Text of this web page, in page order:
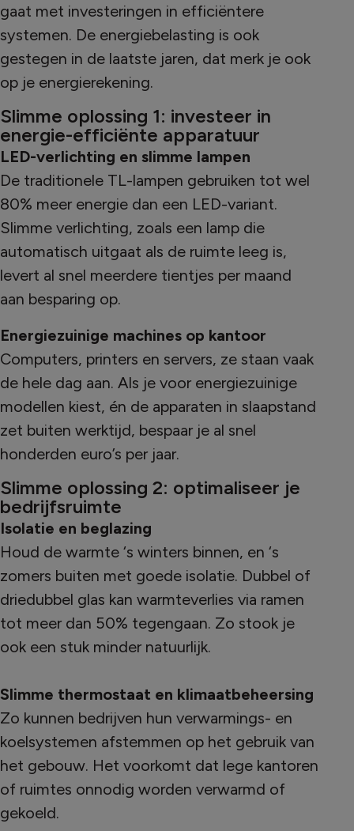
gaat met investeringen in efficiëntere
systemen. De energiebelasting is ook
gestegen in de laatste jaren, dat merk je ook
op je energierekening.
Slimme oplossing 1: investeer in
energie-efficiënte apparatuur
LED-verlichting en slimme lampen
De traditionele TL-lampen gebruiken tot wel
80% meer energie dan een LED-variant.
Slimme verlichting, zoals een lamp die
automatisch uitgaat als de ruimte leeg is,
levert al snel meerdere tientjes per maand
aan besparing op.
Energiezuinige machines op kantoor
Computers, printers en servers, ze staan vaak
de hele dag aan. Als je voor energiezuinige
modellen kiest, én de apparaten in slaapstand
zet buiten werktijd, bespaar je al snel
honderden euro’s per jaar.
Slimme oplossing 2: optimaliseer je
bedrijfsruimte
Isolatie en beglazing
Houd de warmte ‘s winters binnen, en ‘s
zomers buiten met goede isolatie. Dubbel of
driedubbel glas kan warmteverlies via ramen
tot meer dan 50% tegengaan. Zo stook je
ook een stuk minder natuurlijk.
Slimme thermostaat en klimaatbeheersing
Zo kunnen bedrijven hun verwarmings- en
koelsystemen afstemmen op het gebruik van
het gebouw. Het voorkomt dat lege kantoren
of ruimtes onnodig worden verwarmd of
gekoeld.